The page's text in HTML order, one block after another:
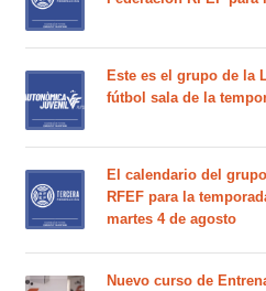
Este es el grupo de la
fútbol sala de la
El calendario del
RFEF para la
martes 4 de agosto
Nuevo curso de